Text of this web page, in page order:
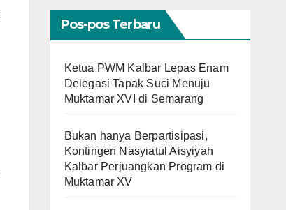
Pos-pos Terbaru
Ketua PWM Kalbar Lepas Enam
Delegasi Tapak Suci Menuju
Muktamar XVI di Semarang
Bukan hanya Berpartisipasi,
Kontingen Nasyiatul Aisyiyah
Kalbar Perjuangkan Program di
Muktamar XV